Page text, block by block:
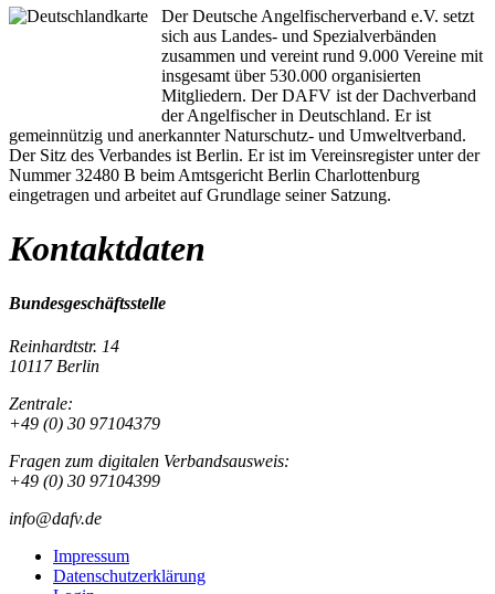
Der Deutsche Angelfischerverband e.V. setzt
sich aus Landes- und Spezialverbänden
zusammen und vereint rund 9.000 Vereine mit
insgesamt über 530.000 organisierten
Mitgliedern. Der DAFV ist der Dachverband
der Angelfischer in Deutschland. Er ist
gemeinnützig und anerkannter Naturschutz- und Umweltverband.
Der Sitz des Verbandes ist Berlin. Er ist im Vereinsregister unter der
Nummer 32480 B beim Amtsgericht Berlin Charlottenburg
eingetragen und arbeitet auf Grundlage seiner Satzung.
Kontaktdaten
Bundesgeschäftsstelle
Reinhardtstr. 14
10117 Berlin
Zentrale:
+49 (0) 30 97104379
Fragen zum digitalen Verbandsausweis:
+49 (0) 30 97104399
info@dafv.de
Impressum
Datenschutzerklärung